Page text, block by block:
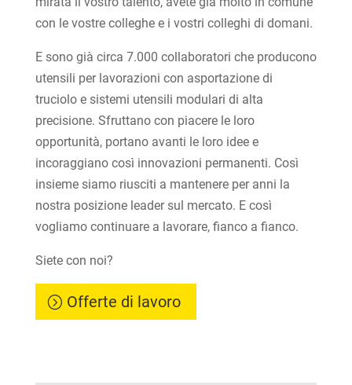
con le vostre colleghe e i vostri colleghi di domani.
E sono già circa 7.000 collaboratori che producono
utensili per lavorazioni con asportazione di
truciolo e sistemi utensili modulari di alta
precisione. Sfruttano con piacere le loro
opportunità, portano avanti le loro idee e
incoraggiano così innovazioni permanenti. Così
insieme siamo riusciti a mantenere per anni la
nostra posizione leader sul mercato. E così
vogliamo continuare a lavorare, fianco a fianco.
Siete con noi?
Offerte di lavoro